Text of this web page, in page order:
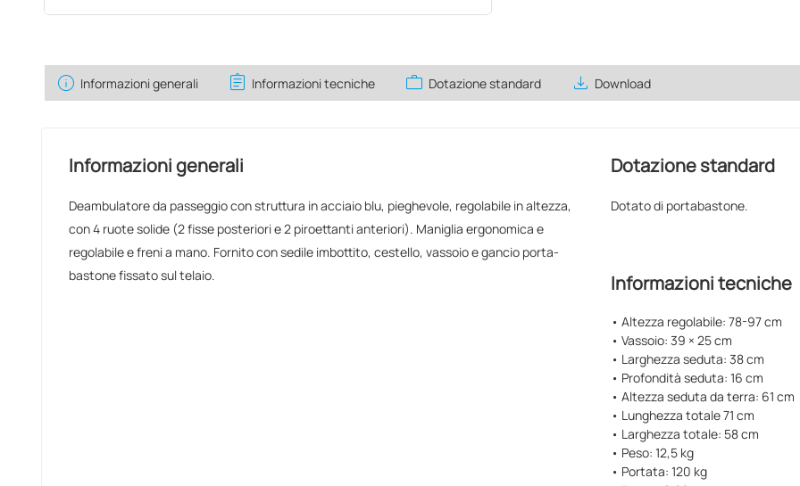
info Informazioni generali assignment Informazioni tecniche work Dotazione standard save_alt Download
Informazioni generali
Deambulatore da passeggio con struttura in acciaio blu, pieghevole, regolabile in altezza,
con 4 ruote solide (2 fisse posteriori e 2 piroettanti anteriori). Maniglia ergonomica e
regolabile e freni a mano. Fornito con sedile imbottito, cestello, vassoio e gancio porta-
bastone fissato sul telaio.
Dotazione standard
Dotato di portabastone.
Informazioni tecniche
• Altezza regolabile: 78-97 cm
• Vassoio: 39 × 25 cm
• Larghezza seduta: 38 cm
• Profondità seduta: 16 cm
• Altezza seduta da terra: 61 cm
• Lunghezza totale 71 cm
• Larghezza totale: 58 cm
• Peso: 12,5 kg
• Portata: 120 kg